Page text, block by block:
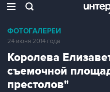
ФОТОГАЛЕРЕИ
24 июня 2014 года
Королева
съемочной
престолов"